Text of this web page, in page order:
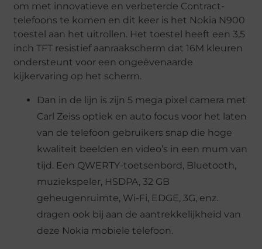
om met innovatieve en verbeterde Contract-
telefoons te komen en dit keer is het Nokia N900
toestel aan het uitrollen. Het toestel heeft een 3,5
inch TFT resistief aanraakscherm dat 16M kleuren
ondersteunt voor een ongeëvenaarde
kijkervaring op het scherm.
Dan in de lijn is zijn 5 mega pixel camera met
Carl Zeiss optiek en auto focus voor het laten
van de telefoon gebruikers snap die hoge
kwaliteit beelden en video’s in een mum van
tijd. Een QWERTY-toetsenbord, Bluetooth,
muziekspeler, HSDPA, 32 GB
geheugenruimte, Wi-Fi, EDGE, 3G, enz.
dragen ook bij aan de aantrekkelijkheid van
deze Nokia mobiele telefoon.